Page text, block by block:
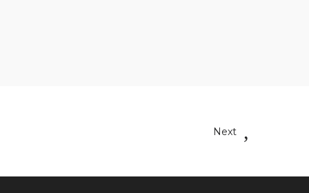
Next